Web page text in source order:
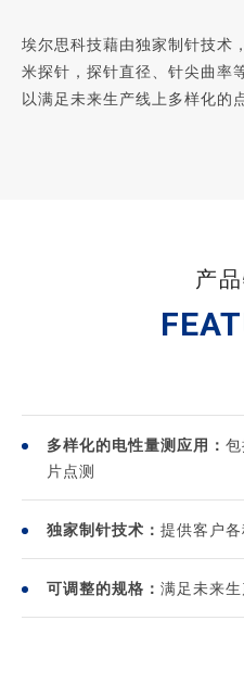
埃尔思科技藉由独家制针技术
米探针，探针直径、针尖曲率
以满足未来生产线上多样化的
产
多样化的电性量测应用：
片点测
独家制针技术： 提供客户
可调整的规格： 满足未来